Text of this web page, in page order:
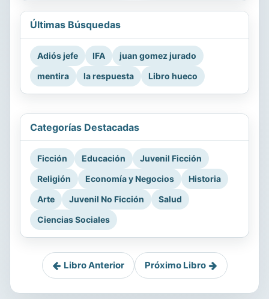
Últimas Búsquedas
Adiós jefe IFA
juan gomez jurado
mentira
la respuesta Libro hueco
Categorías Destacadas
Ficción Educación
Juvenil Ficción
Religión
Economía y Negocios
Historia
Arte
Juvenil No Ficción
Salud
Ciencias Sociales
Libro Anterior Próximo Libro